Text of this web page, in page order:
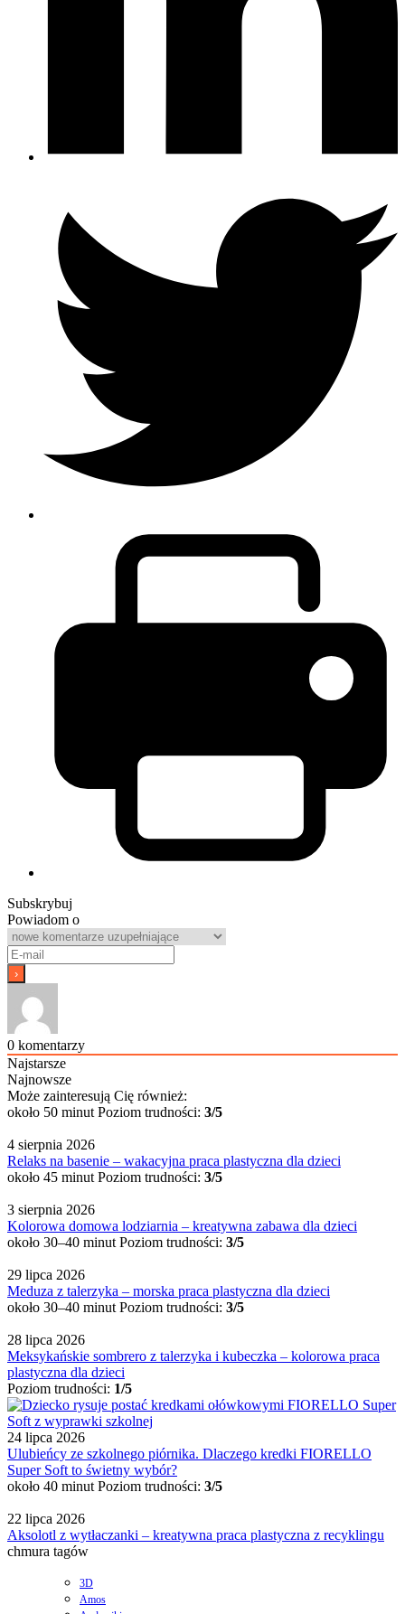
Subskrybuj
Powiadom o
0 komentarzy
Najstarsze
Najnowsze
Może zainteresują Cię również:
około 50 minut Poziom trudności: 3/5
4 sierpnia 2026
Relaks na basenie – wakacyjna praca plastyczna dla dzieci
około 45 minut Poziom trudności: 3/5
3 sierpnia 2026
Kolorowa domowa lodziarnia – kreatywna zabawa dla dzieci
około 30–40 minut Poziom trudności: 3/5
29 lipca 2026
Meduza z talerzyka – morska praca plastyczna dla dzieci
około 30–40 minut Poziom trudności: 3/5
28 lipca 2026
Meksykańskie sombrero z talerzyka i kubeczka – kolorowa praca
plastyczna dla dzieci
Poziom trudności: 1/5
24 lipca 2026
Ulubieńcy ze szkolnego piórnika. Dlaczego kredki FIORELLO
Super Soft to świetny wybór?
około 40 minut Poziom trudności: 3/5
22 lipca 2026
Aksolotl z wytłaczanki – kreatywna praca plastyczna z recyklingu
chmura tagów
3D
Amos